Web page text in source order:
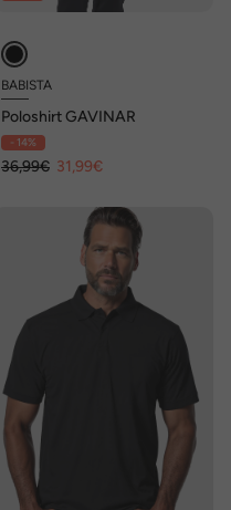
BABISTA
Poloshirt GAVINAR
- 14%
36,99€ 31,99€